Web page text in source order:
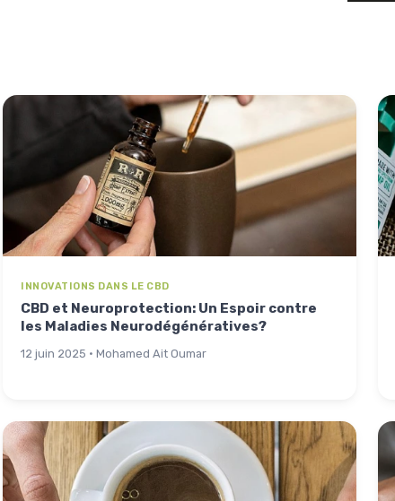
INNOVATIONS DANS LE CBD
CBD et Neuroprotection: Un Espoir contre
les Maladies Neurodégénératives?
12 juin 2025 · Mohamed Ait Oumar